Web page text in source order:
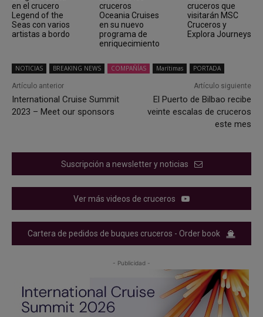
en el crucero
Legend of the
Seas con varios
artistas a bordo
cruceros
Oceania Cruises
en su nuevo
programa de
enriquecimiento
cruceros que
visitarán MSC
Cruceros y
Explora Journeys
NOTICIAS BREAKING NEWS COMPAÑÍAS Marítimas PORTADA
Artículo anterior
International Cruise Summit
2023 – Meet our sponsors
Artículo siguiente
El Puerto de Bilbao recibe
veinte escalas de cruceros
este mes
Suscripción a newsletter y noticias
Ver más videos de cruceros
Cartera de pedidos de buques cruceros - Order book
- Publicidad -